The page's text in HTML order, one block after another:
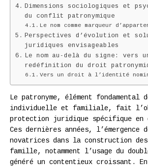
Dimensions sociologiques et
du conflit patronymique
Le nom comme marqueur
Perspectives d’évolution et
juridiques envisageables
Le nom au-delà du signe: vers
redéfinition du droit
Vers un droit à l’identité
Le patronyme, élément
individuelle et familiale, fait
protection juridique spécifique
Ces dernières années, l’émergence
novatrices dans la construction des
famille, notamment l’usage du
généré un contentieux croissant.